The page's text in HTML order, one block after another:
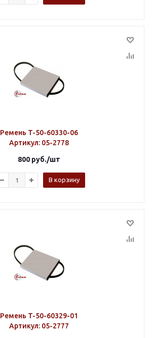
Ремень T-50-60330-06
Артикул: 05-2778
800руб./шт
В корзину
Ремень T-50-60329-01
Артикул: 05-2777